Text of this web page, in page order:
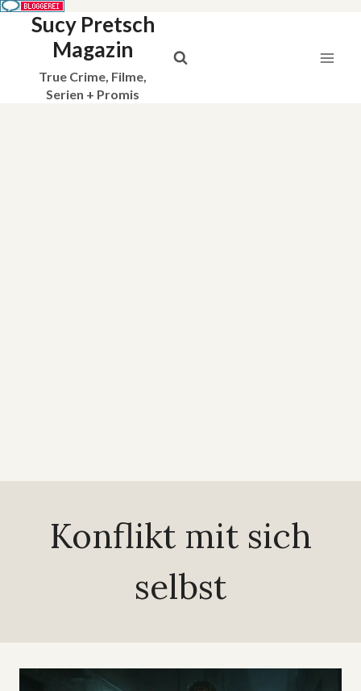
Sucy Pretsch
Magazin
True Crime, Filme,
Serien + Promis
Konflikt mit sich
selbst